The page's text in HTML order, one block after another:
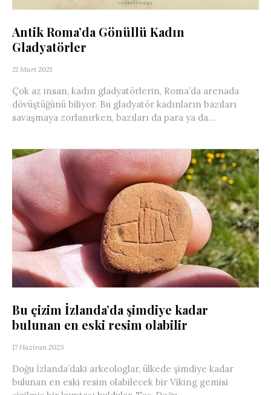
Antik Roma’da Gönüllü Kadın
Gladyatörler
21 Mart 2021
Çok az insan, kadın gladyatörlerin, Roma’da arenada
dövüştüğünü biliyor. Bu gladyatör kadınların bazıları
savaşmaya zorlanırken, bazıları da para ya da...
Bu çizim İzlanda’da şimdiye kadar
bulunan en eski resim olabilir
17 Haziran 2023
Doğu İzlanda’daki arkeologlar, ülkede şimdiye kadar
bulunan en eski resim olabilecek bir Viking gemisi